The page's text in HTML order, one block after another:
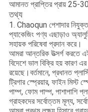
আমানত প্রাপ্তির প্রায় 25-
তথ্য
1. Chaoqun পেশাদার নিযুক্ত
প্যাকেজিং পণ্য এছাড়াও
সহায়ক পরিষেবা প্রদান করে।
আমরা আন্তরিক উত্সর্গ করতে
বিদেশে ভাল বিক্রি হয় কারণ
রয়েছে।বর্তমানে, প্রধানত
ট্রিগার স্প্রেয়ার, ফাইন মিস্ট
পাম্প, ফোম পাম্প, পাশাপাশি
গ্রাহকদের সর্বোত্তম মূল্য,